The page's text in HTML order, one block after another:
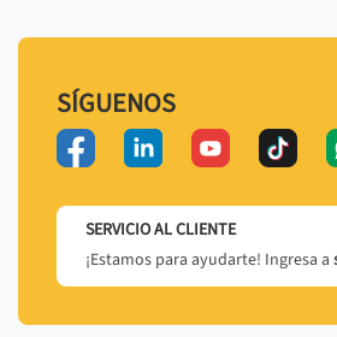
SÍGUENOS
SERVICIO AL CLIENTE
¡Estamos para ayudarte! Ingresa a